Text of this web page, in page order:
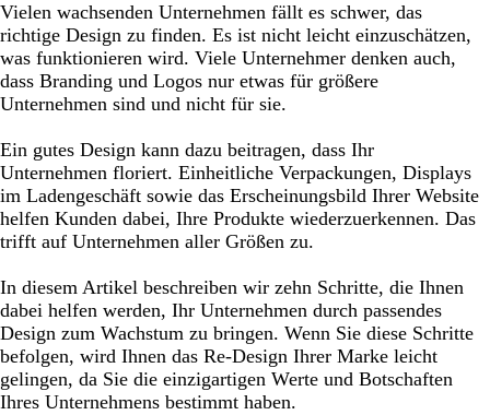
Vielen wachsenden Unternehmen fällt es schwer, das
richtige Design zu finden. Es ist nicht leicht einzuschätzen,
was funktionieren wird. Viele Unternehmer denken auch,
dass Branding und Logos nur etwas für größere
Unternehmen sind und nicht für sie.
Ein gutes Design kann dazu beitragen, dass Ihr
Unternehmen floriert. Einheitliche Verpackungen, Displays
im Ladengeschäft sowie das Erscheinungsbild Ihrer Website
helfen Kunden dabei, Ihre Produkte wiederzuerkennen. Das
trifft auf Unternehmen aller Größen zu.
In diesem Artikel beschreiben wir zehn Schritte, die Ihnen
dabei helfen werden, Ihr Unternehmen durch passendes
Design zum Wachstum zu bringen. Wenn Sie diese Schritte
befolgen, wird Ihnen das Re-Design Ihrer Marke leicht
gelingen, da Sie die einzigartigen Werte und Botschaften
Ihres Unternehmens bestimmt haben.
6. Erstellen Sie eine Grundbotschaft
7. Sammeln Sie Bilder
8. Recherchieren Sie nun den passenden Tonfall
10. Beginnen Sie mit der Designarbeit